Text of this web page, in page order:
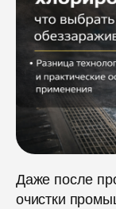
Даже после
очистки